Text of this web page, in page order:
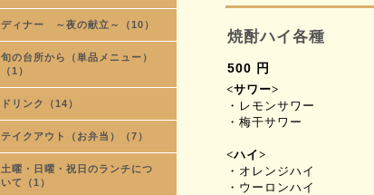
ディナー ～夜の献立～（10）
旬の台所から（単品メニュー）
（1）
ドリンク（14）
テイクアウト（お弁当）（7）
土曜・日曜・祝日のランチにつ
いて（1）
焼酎ハイ各種
500 円
<サワー>
・レモンサワー
・梅干サワー
<ハイ>
・オレンジハイ
・ ウーロンハイ